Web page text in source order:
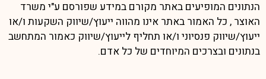
הנתונים המופיעים באתר מקורם במידע שפורסם ע"י משרד
האוצר , כל האמור באתר אינו מהווה ייעוץ/שיווק השקעות ו/או
ייעוץ/שיווק פנסיוני ו/או תחליף לייעוץ/שיווק כאמור המתחשב
בנתונים ובצרכים המיוחדים של כל אדם.